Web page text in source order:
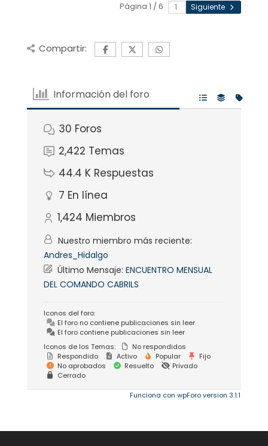
Página 1 / 6 Siguiente
Compartir:
Información del foro
30 Foros
2,422 Temas
44.4 K Respuestas
7 En línea
1,424 Miembros
Nuestro miembro más reciente:
Andres_Hidalgo
Último Mensaje: ENCUENTRO MENSUAL
DEL COMANDO CABRILS
Iconos del foro:
El foro no contiene publicaciones sin leer
El foro contiene publicaciones sin leer
Iconos de los Temas:
No respondidos
Respondido
Activo Popular
Fijo
No aprobados
Resuelto
Privado
Cerrado
Funciona con wpForo version 3.1.1